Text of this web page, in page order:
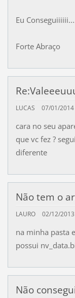
Eu
Forte Abraço
LUCAS 07/01/2014
cara no seu
que vc fez ?
diferente
Não tem o
LAURO 02/12/2013
na minha pasta
possui
Não